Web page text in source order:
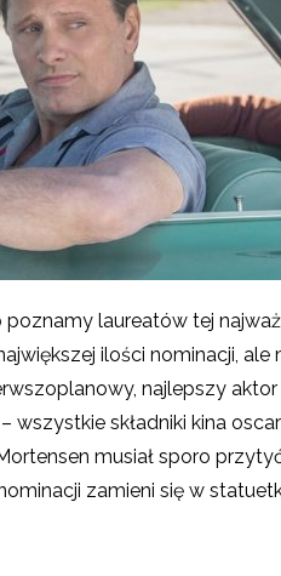
poznamy laureatów tej
ilości nominacji,
najlepszy
wszystkie składniki kina
musiał sporo
zamieni się w